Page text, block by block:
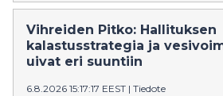
Inka Hopsu vaatii hallitusta
vahvistamaan saamelaisten
leikkauksen syksyn budjettiriihessä.
Vihreiden Pitko: Hallituksen
kalastusstrategia ja
uivat eri suuntiin
6.8.2026 15:17:17 EEST | Tiedote